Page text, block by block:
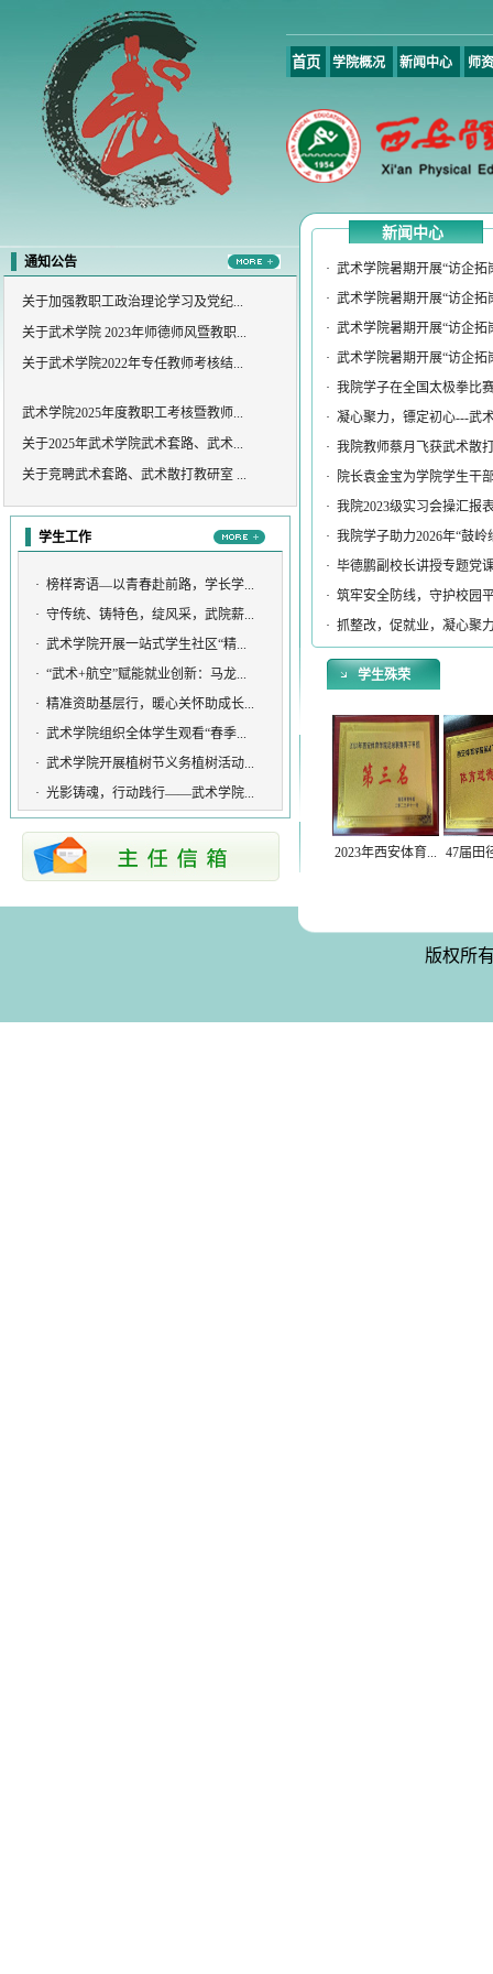
首页 学院概况 新闻中心 师
通知公告
武术学院2025年度教职工考核暨教师...
关于2025年武术学院武术套路、武术...
关于竞聘武术套路、武术散打教研室 ...
​关于评选西安体育学院武术学院202...
武术学院2024年教师年度考核暨教师 ...
关于开展教学研讨活动的通知
关于加强教职工政治理论学习及党纪...
关于武术学院 2023年师德师风暨教职...
关于武术学院2022年专任教师考核结...
武术学院2025年度教职工考核暨教师...
关于2025年武术学院武术套路、武术...
关于竞聘武术套路、武术散打教研室 ...
武术学院2024年教师年度考核暨教师 ...
武术学院关于加强本科教育教学审核...
关于开展教学研讨活动的通知
关于加强教职工政治理论学习及党纪...
关于武术学院 2023年师德师风暨教职...
关于武术学院2022年专任教师考核结...
学生工作
· 榜样寄语—以青春赴前路，学长学...
· 守传统、铸特色，绽风采，武院薪...
· 武术学院开展一站式学生社区“精...
· “武术+航空”赋能就业创新：马龙...
· 精准资助基层行，暖心关怀助成长...
· 武术学院组织全体学生观看“春季...
· 武术学院开展植树节义务植树活动...
· 光影铸魂，行动践行——武术学院...
新闻中心
· 武术学院暑期开展“访企拓
· 武术学院暑期开展“访企拓
· 武术学院暑期开展“访企拓
· 武术学院暑期开展“访企拓
· 我院学子在全国太极拳比
· 凝心聚力，镖定初心---武
· 我院教师蔡月飞获武术散
·
院长袁金宝为学院学生干
· 我院2023级实习会操汇报
· 我院学子助力2026年“鼓岭
· 毕德鹏副校长讲授专题党
· 筑牢安全防线，守护校园
· 抓整改，促就业，凝心聚
学生殊荣
2023年西安体育... 47届田
版权所